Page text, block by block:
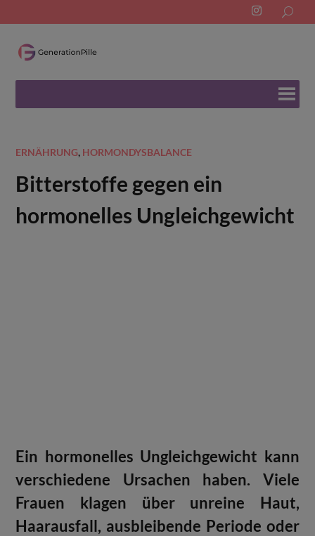
for:
ERNÄHRUNG, HORMONDYSBALANCE
Bitterstoffe gegen ein
hormonelles Ungleichgewicht
Ein hormonelles Ungleichgewicht kann
verschiedene Ursachen haben. Viele
Frauen klagen über unreine Haut,
Haarausfall, ausbleibende Periode oder